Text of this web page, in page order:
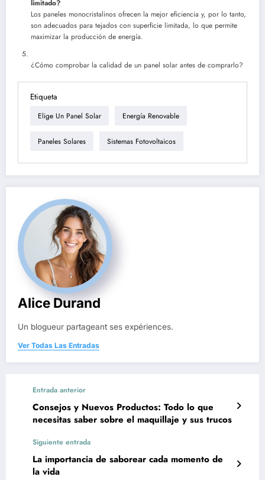
limitado?
Los paneles monocristalinos ofrecen la mejor eficiencia y, por lo tanto,
son adecuados para tejados con superficie limitada, lo que permite
maximizar la producción de energía.
¿Cómo comprobar la calidad de un panel solar antes de comprarlo?
Etiqueta
Elige Un Panel Solar Energía Renovable
Paneles Solares Sistemas Fotovoltaicos
Alice Durand
Un blogueur partageant ses expériences.
Ver Todas Las Entradas
Entrada anterior
Consejos y Nuevos Productos: Todo lo que
necesitas saber sobre el maquillaje y sus trucos
Siguiente entrada
La importancia de saborear cada momento de
la vida